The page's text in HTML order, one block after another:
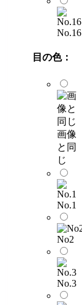
No.16
目の色：
画像
と同
じ
No.1
No2
No.3